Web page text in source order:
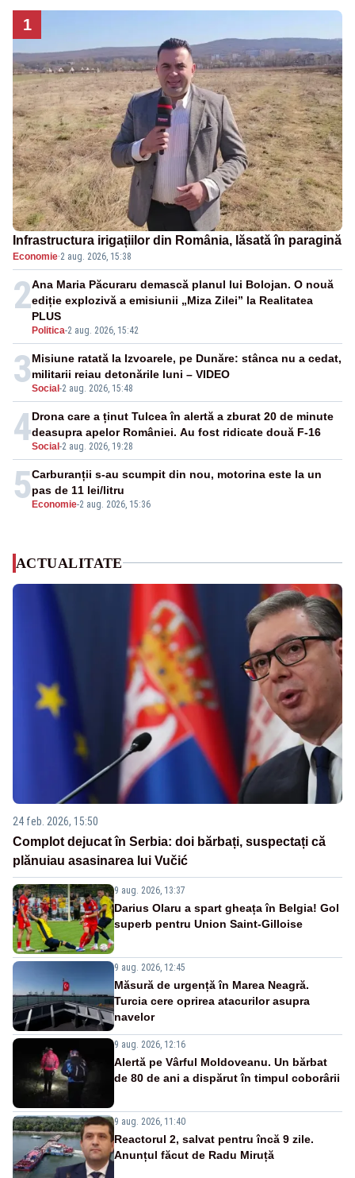
1
Infrastructura irigațiilor din România, lăsată în paragină
Economie·2 aug. 2026, 15:38
2
Politica-2 aug. 2026, 15:42
Ana Maria Păcuraru demască planul lui Bolojan. O nouă
ediție explozivă a emisiunii „Miza Zilei” la Realitatea
PLUS
3Social-2 aug. 2026, 15:48
Misiune ratată la Izvoarele, pe Dunăre: stânca nu a cedat,
militarii reiau detonările luni – VIDEO
4Social-2 aug. 2026, 19:28
Drona care a ținut Tulcea în alertă a zburat 20 de minute
deasupra apelor României. Au fost ridicate două F-16
5Economie-2 aug. 2026, 15:36
Carburanții s-au scumpit din nou, motorina este la un
pas de 11 lei/litru
ACTUALITATE
24 feb. 2026, 15:50
Complot dejucat în Serbia: doi bărbați, suspectați că
plănuiau asasinarea lui Vučić
9 aug. 2026, 13:37
Darius Olaru a spart gheața în Belgia! Gol
superb pentru Union Saint-Gilloise
9 aug. 2026, 12:45
Măsură de urgență în Marea Neagră.
Turcia cere oprirea atacurilor asupra
navelor
9 aug. 2026, 12:16
Alertă pe Vârful Moldoveanu. Un bărbat
de 80 de ani a dispărut în timpul coborârii
9 aug. 2026, 11:40
Reactorul 2, salvat pentru încă 9 zile.
Anunțul făcut de Radu Miruță